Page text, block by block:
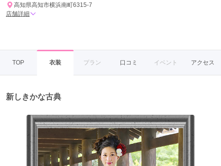
高知県高知市横浜南町6315-7
店舗詳細
TOP 衣装 プラン 口コミ イベント アクセス
新しきかな古典